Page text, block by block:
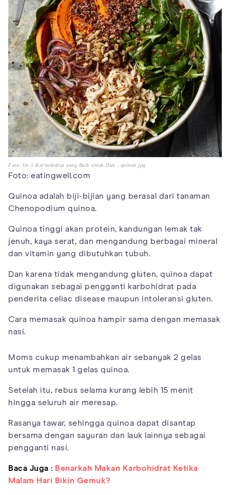
Foto: Ini 5 Karbohidrat yang Baik untuk Diet - quinoa.jpg
Foto: eatingwell.com
Quinoa adalah biji-bijian yang berasal dari tanaman
Chenopodium quinoa.
Quinoa tinggi akan protein, kandungan lemak tak
jenuh, kaya serat, dan mengandung berbagai mineral
dan vitamin yang dibutuhkan tubuh.
Dan karena tidak mengandung gluten, quinoa dapat
digunakan sebagai pengganti karbohidrat pada
penderita celiac disease maupun intoleransi gluten.
Cara memasak quinoa hampir sama dengan memasak
nasi.
Moms cukup menambahkan air sebanyak 2 gelas
untuk memasak 1 gelas quinoa.
Setelah itu, rebus selama kurang lebih 15 menit
hingga seluruh air meresap.
Rasanya tawar, sehingga quinoa dapat disantap
bersama dengan sayuran dan lauk lainnya sebagai
pengganti nasi.
Baca Juga : Benarkah Makan Karbohidrat Ketika
Malam Hari Bikin Gemuk?